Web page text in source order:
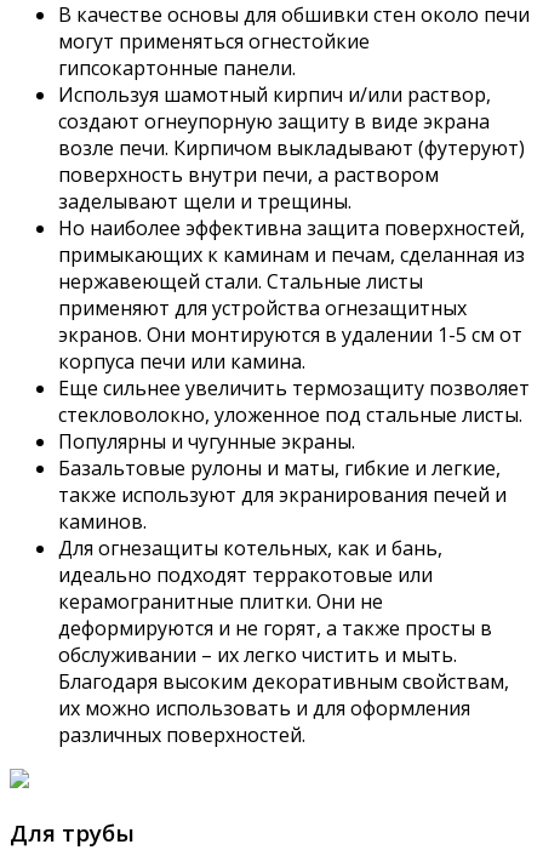
В качестве основы для обшивки стен около печи
могут применяться огнестойкие
гипсокартонные панели.
Используя шамотный кирпич и/или раствор,
создают огнеупорную защиту в виде экрана
возле печи. Кирпичом выкладывают (футеруют)
поверхность внутри печи, а раствором
заделывают щели и трещины.
Но наиболее эффективна защита поверхностей,
примыкающих к каминам и печам, сделанная из
нержавеющей стали. Стальные листы
применяют для устройства огнезащитных
экранов. Они монтируются в удалении 1-5 см от
корпуса печи или камина.
Еще сильнее увеличить термозащиту позволяет
стекловолокно, уложенное под стальные листы.
Популярны и чугунные экраны.
Базальтовые рулоны и маты, гибкие и легкие,
также используют для экранирования печей и
каминов.
Для огнезащиты котельных, как и бань,
идеально подходят терракотовые или
керамогранитные плитки. Они не
деформируются и не горят, а также просты в
обслуживании – их легко чистить и мыть.
Благодаря высоким декоративным свойствам,
их можно использовать и для оформления
различных поверхностей.
Для трубы